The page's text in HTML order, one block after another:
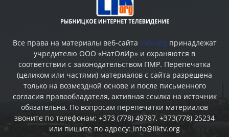
Все права на материалы веб-сайта liktv.org принадлежат
учредителю ООО «НатОлИр» и охраняются в
соответствии с законодательством ПМР. Перепечатка
(целиком или частями) материалов c сайта разрешена
только на возмездной основе и после письменного
согласия правообладателя, активная ссылка на источник
обязательна. По вопросам перепечатки материалов
звоните по телефонам: +373 (778) 49787, +373(778) 25234
или пишите по адресу: info@liktv.org